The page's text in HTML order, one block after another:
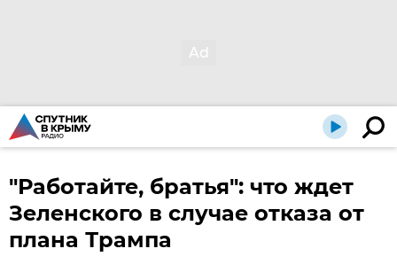
"Работайте, братья": что ждет
Зеленского в случае отказа от
плана Трампа